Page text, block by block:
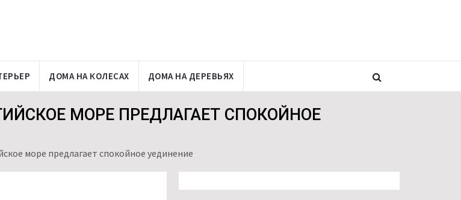
ДОМА НА КОЛЕСАХ ДОМА НА ДЕРЕВЬЯХ
МОРЕ ПРЕДЛАГАЕТ СПОКОЙНОЕ
море предлагает спокойное уединение